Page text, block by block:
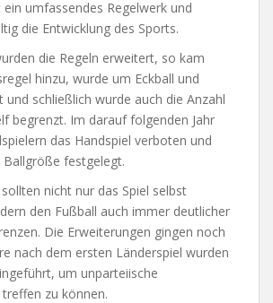
umfassendes Regelwerk und
die Entwicklung des Sports.
die Regeln erweitert, so kam
hinzu, wurde um Eckball und
und schließlich wurde auch die Anzahl
begrenzt. Im darauf folgenden Jahr
das Handspiel verboten und
Ballgröße festgelegt.
nicht nur das Spiel selbst
den Fußball auch immer deutlicher
Die Erweiterungen gingen noch
nach dem ersten Länderspiel wurden
um unparteiische
zu können.